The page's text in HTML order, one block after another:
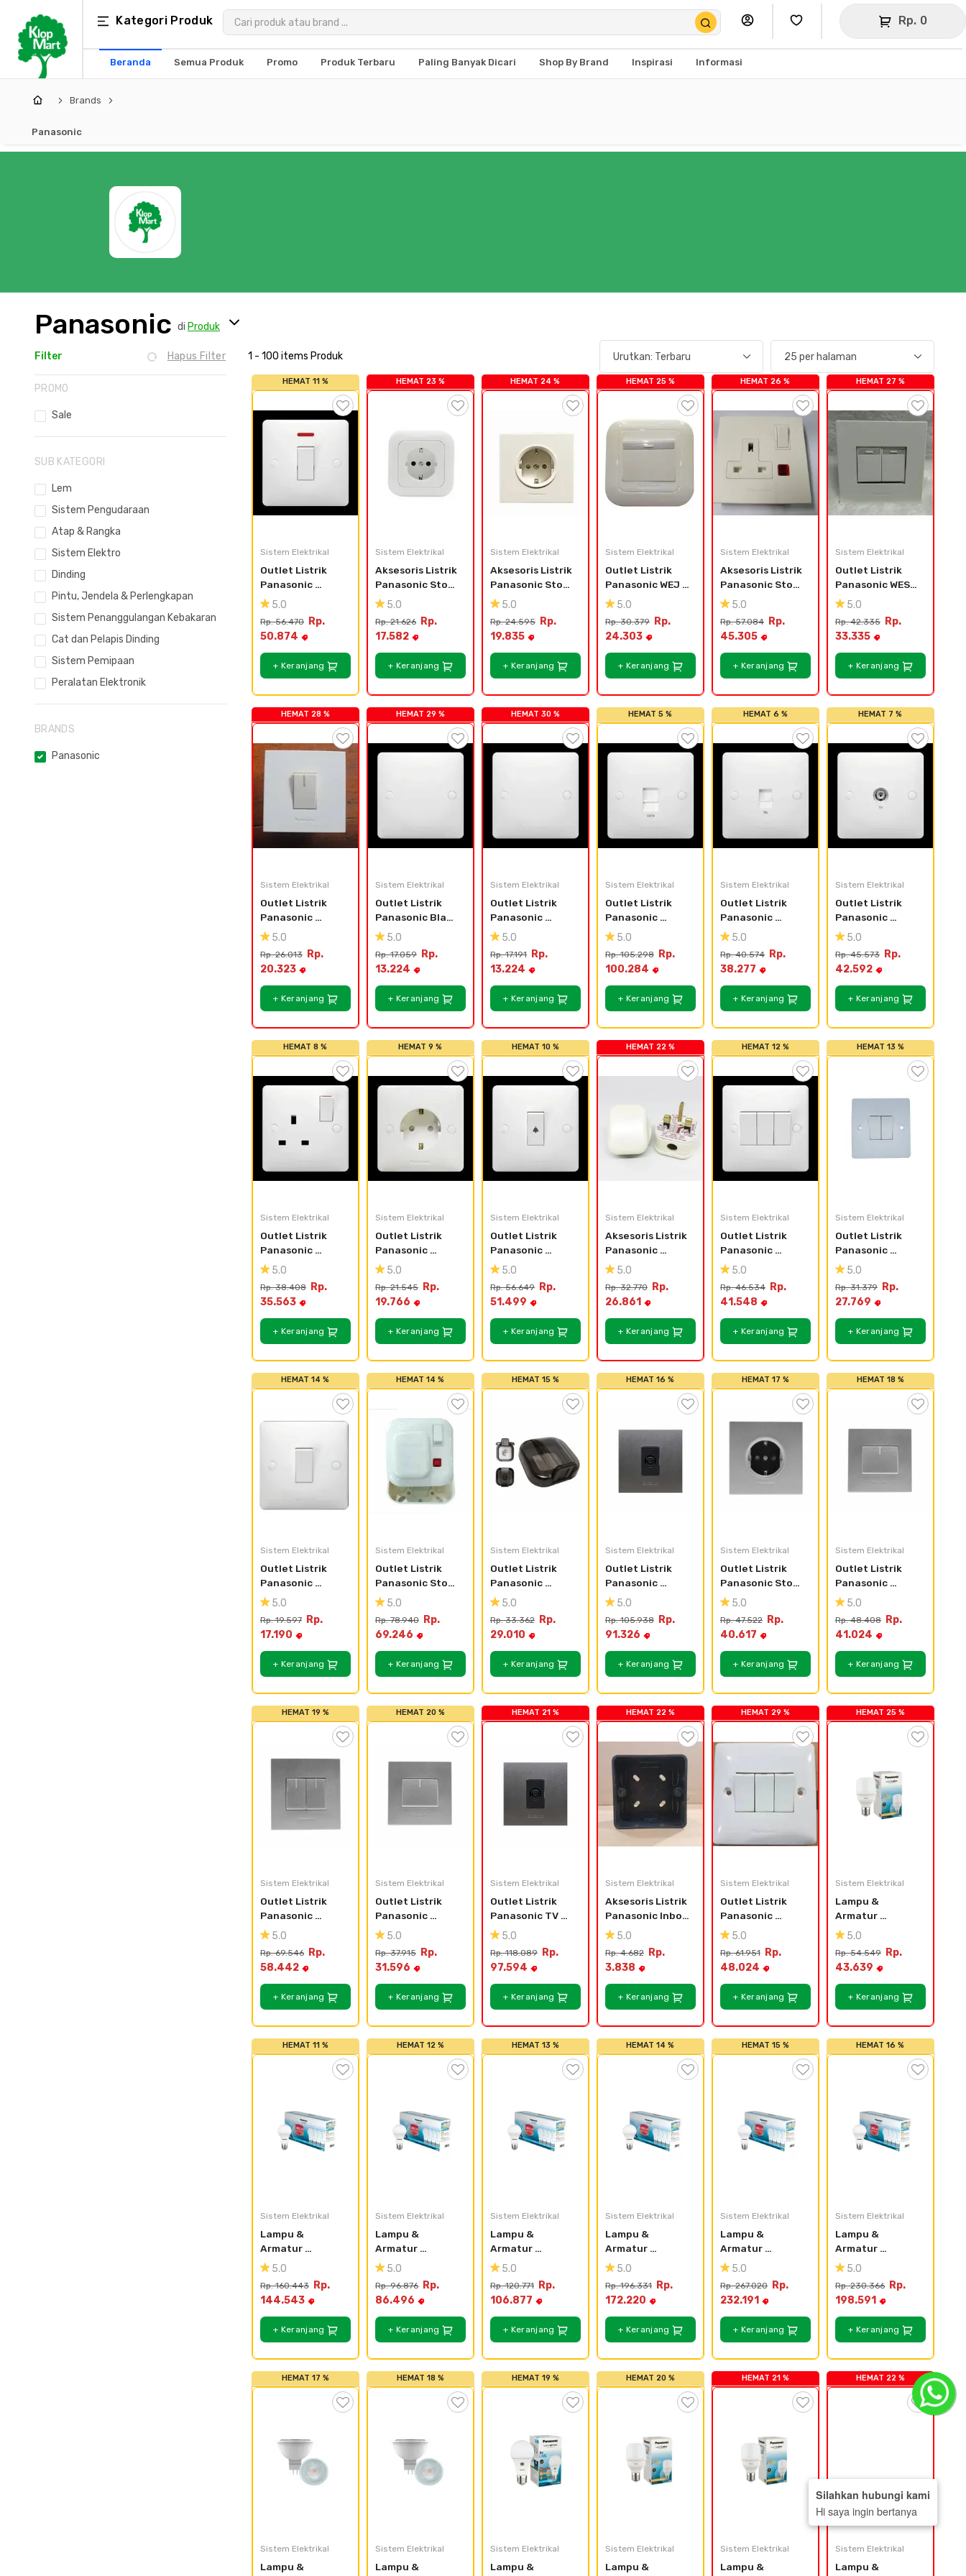
Kategori Produk Rp. 0
Beranda Semua Produk Promo Produk Terbaru Paling Banyak Dicari Shop By Brand Inspirasi Informasi
Kategori
Produk
Arsitektur
Brands
Panasonic
Panasonic di Produk
1 - 100 items Produk
HEMAT 11 %
Sistem Elektrikal
Outlet Listrik
Panasonic
Acrosea
5.0
Rp. 56.470
Rp.
50.874
+ Keranjang
HEMAT 23 %
Sistem Elektrikal
Aksesoris Listrik
Panasonic Stop
kontak Tanam
5.0
Rp. 21.626
Rp.
17.582
+ Keranjang
HEMAT 24 %
Sistem Elektrikal
Aksesoris Listrik
Panasonic Stop
Kontak
Shucko dg
Grounding (CP)
5.0
Rp. 24.595
Rp.
19.835
+ Keranjang
HEMAT 25 %
Sistem Elektrikal
Outlet Listrik
Panasonic WEJ
5541 + 78029
5.0
Rp. 30.379
Rp.
24.303
+ Keranjang
HEMAT 26 %
Sistem Elektrikal
Aksesoris Listrik
Panasonic Stop
Kontak AC WBSJ
5.0
Rp. 57.084
Rp.
45.305
+ Keranjang
HEMAT 27 %
Sistem Elektrikal
Outlet Listrik
Panasonic WESJ
5931+78029
5.0
Rp. 42.335
Rp.
33.335
+ Keranjang
HEMAT 28 %
Sistem Elektrikal
Outlet Listrik
Panasonic
Saklar + Frame
WESJ 78019
5.0
Rp. 26.013
Rp.
20.323
+ Keranjang
HEMAT 29 %
Sistem Elektrikal
Outlet Listrik
Panasonic Blank
Plate Acrosea
5.0
Rp. 17.059
Rp.
13.224
+ Keranjang
HEMAT 30 %
Sistem Elektrikal
Outlet Listrik
Panasonic
Acrosea
5.0
Rp. 17.191
Rp.
13.224
+ Keranjang
HEMAT 5 %
Sistem Elektrikal
Outlet Listrik
Panasonic
Acrosea
5.0
Rp. 105.298
Rp.
100.284
+ Keranjang
HEMAT 6 %
Sistem Elektrikal
Outlet Listrik
Panasonic
Acrosea
5.0
Rp. 40.574
Rp.
38.277
+ Keranjang
HEMAT 7 %
Sistem Elektrikal
Outlet Listrik
Panasonic
Acrosea
5.0
Rp. 45.573
Rp.
42.592
+ Keranjang
HEMAT 8 %
Sistem Elektrikal
Outlet Listrik
Panasonic
Acrosea
5.0
Rp. 38.408
Rp.
35.563
+ Keranjang
HEMAT 9 %
Sistem Elektrikal
Outlet Listrik
Panasonic
Acrosea
5.0
Rp. 21.545
Rp.
19.766
+ Keranjang
HEMAT 10 %
Sistem Elektrikal
Outlet Listrik
Panasonic
Acrosea WABJ
5.0
Rp. 56.649
Rp.
51.499
+ Keranjang
HEMAT 22 %
Sistem Elektrikal
Aksesoris Listrik
Panasonic
Steker untuk
WEJ9111W
5.0
Rp. 32.770
Rp.
26.861
+ Keranjang
HEMAT 12 %
Sistem Elektrikal
Outlet Listrik
Panasonic
Acrosea
Putih
5.0
Rp. 46.534
Rp.
41.548
+ Keranjang
HEMAT 13 %
Sistem Elektrikal
Outlet Listrik
Panasonic
Acrosea
5.0
Rp. 31.379
Rp.
27.769
+ Keranjang
HEMAT 14 %
Sistem Elektrikal
Outlet Listrik
Panasonic
Acrosea
5.0
Rp. 19.597
Rp.
17.190
+ Keranjang
HEMAT 14 %
Sistem Elektrikal
Outlet Listrik
Panasonic Stop
Kontak AC
WBJ1214W3K
5.0
Rp. 78.940
Rp.
69.246
+ Keranjang
HEMAT 15 %
Sistem Elektrikal
Outlet Listrik
Panasonic
Pelindung Stop
WEJ89911 (IP55)
5.0
Rp. 33.362
Rp.
29.010
+ Keranjang
HEMAT 16 %
Sistem Elektrikal
Outlet Listrik
Panasonic
Telephone Style
WESJ78019MWS
+ WEJ2164H
5.0
Rp. 105.938
Rp.
91.326
+ Keranjang
HEMAT 17 %
Sistem Elektrikal
Outlet Listrik
Panasonic Stop
Kontak Style E
5.0
Rp. 47.522
Rp.
40.617
+ Keranjang
HEMAT 18 %
Sistem Elektrikal
Outlet Listrik
Panasonic
Saklar Hotel
WESJ78029MWS
+ WESJ5942MWS
5.0
Rp. 48.408
Rp.
41.024
+ Keranjang
HEMAT 19 %
Sistem Elektrikal
Outlet Listrik
Panasonic
Saklar Double
WESJ78029MWS
+ WESJ5931MWS
x2
5.0
Rp. 69.546
Rp.
58.442
+ Keranjang
HEMAT 20 %
Sistem Elektrikal
Outlet Listrik
Panasonic
Saklar Style E
+ WES5941MWS
5.0
Rp. 37.915
Rp.
31.596
+ Keranjang
HEMAT 21 %
Sistem Elektrikal
Outlet Listrik
Panasonic TV
Style E
+ WEJ2501H
5.0
Rp. 118.089
Rp.
97.594
+ Keranjang
HEMAT 22 %
Sistem Elektrikal
Aksesoris Listrik
Panasonic Inbow
Box Type BS -
5.0
Rp. 4.682
Rp.
3.838
+ Keranjang
HEMAT 29 %
Sistem Elektrikal
Outlet Listrik
Panasonic
Acrosea 10AX
WABJ5031-N SNI
5.0
Rp. 61.951
Rp.
48.024
+ Keranjang
HEMAT 25 %
Sistem Elektrikal
Lampu &
Armatur
Panasonic Led
5.0
Rp. 54.549
Rp.
43.639
+ Keranjang
HEMAT 11 %
Sistem Elektrikal
Lampu &
Armatur
Panasonic Led
Pack - 7w
5.0
Rp. 160.443
Rp.
144.543
+ Keranjang
HEMAT 12 %
Sistem Elektrikal
Lampu &
Armatur
Panasonic Led
Pack - 3w
5.0
Rp. 96.876
Rp.
86.496
+ Keranjang
HEMAT 13 %
Sistem Elektrikal
Lampu &
Armatur
Panasonic Led
Pack - 5w
5.0
Rp. 120.771
Rp.
106.877
+ Keranjang
HEMAT 14 %
Sistem Elektrikal
Lampu &
Armatur
Panasonic Led
Pack - 9w
5.0
Rp. 196.331
Rp.
172.220
+ Keranjang
HEMAT 15 %
Sistem Elektrikal
Lampu &
Armatur
Panasonic Led
Pack - 13w
5.0
Rp. 267.020
Rp.
232.191
+ Keranjang
HEMAT 16 %
Sistem Elektrikal
Lampu &
Armatur
Panasonic Led
Pack - 11w
5.0
Rp. 230.366
Rp.
198.591
+ Keranjang
HEMAT 17 %
Sistem Elektrikal
Lampu &
HEMAT 18 %
Sistem Elektrikal
Lampu &
HEMAT 19 %
Sistem Elektrikal
Lampu &
HEMAT 20 %
Sistem Elektrikal
Lampu &
HEMAT 21 %
Sistem Elektrikal
Lampu &
HEMAT 22 %
Sistem Elektrikal
Lampu &
Filter Hapus Filter
PROMO
Sale
SUB KATEGORI
Lem
Sistem Pengudaraan
Atap & Rangka
Sistem Elektro
Dinding
Pintu, Jendela & Perlengkapan
Sistem Penanggulangan Kebakaran
Cat dan Pelapis Dinding
Sistem Pemipaan
Peralatan Elektronik
BRANDS
Panasonic
Silahkan hubungi kami
Hi saya ingin bertanya